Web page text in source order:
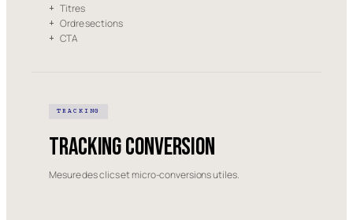
+ Titres
+ Ordre sections
+ CTA
TRACKING
Tracking conversion
Mesure des clics et micro-conversions utiles.